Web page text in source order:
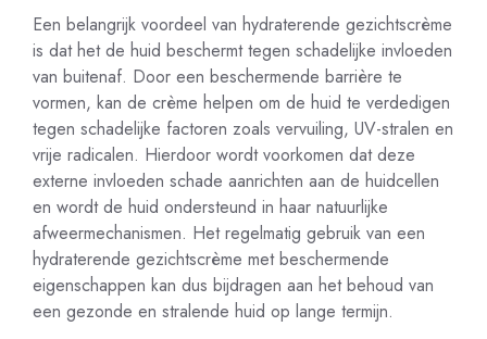
Een belangrijk voordeel van hydraterende gezichtscrème
is dat het de huid beschermt tegen schadelijke invloeden
van buitenaf. Door een beschermende barrière te
vormen, kan de crème helpen om de huid te verdedigen
tegen schadelijke factoren zoals vervuiling, UV-stralen en
vrije radicalen. Hierdoor wordt voorkomen dat deze
externe invloeden schade aanrichten aan de huidcellen
en wordt de huid ondersteund in haar natuurlijke
afweermechanismen. Het regelmatig gebruik van een
hydraterende gezichtscrème met beschermende
eigenschappen kan dus bijdragen aan het behoud van
een gezonde en stralende huid op lange termijn.